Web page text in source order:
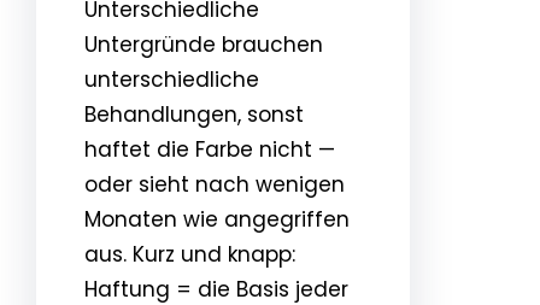
Unterschiedliche
Untergründe brauchen
unterschiedliche
Behandlungen, sonst
haftet die Farbe nicht —
oder sieht nach wenigen
Monaten wie angegriffen
aus. Kurz und knapp:
Haftung = die Basis jeder